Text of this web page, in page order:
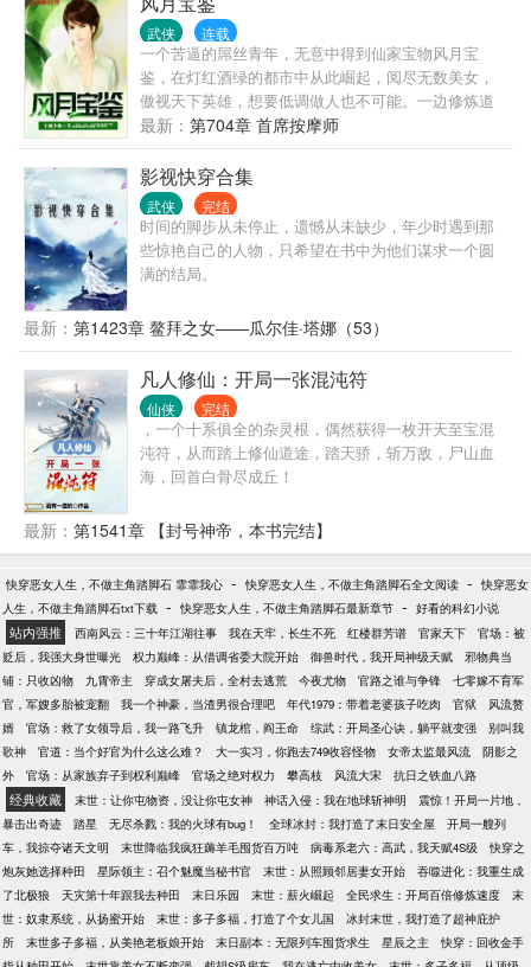
引！ 楚询：真香！
武侠 连载
一个苦逼的屌丝青年，无意中得到仙家宝物风月宝
鉴，在灯红酒绿的都市中从此崛起，阅尽无数美女，
傲视天下英雄，想要低调做人也不可能。一边修炼道
法，提升境界，一边玩弄狂妄之徒于股掌之间。进企
鹅号交流>
最新： 第704章 首席按摩师
影视快穿合集
武侠 完结
时间的脚步从未停止，遗憾从未缺少，年少时遇到那
些惊艳自己的人物，只希望在书中为他们谋求一个圆
满的结局。
最新： 第1423章 鳌拜之女——瓜尔佳·塔娜（53）
凡人修仙：开局一张混沌符
仙侠 完结
，一个十系俱全的杂灵根，偶然获得一枚开天至宝混
沌符，从而踏上修仙道途，踏天骄，斩万敌，尸山血
海，回首白骨尽成丘！
最新： 第1541章 【封号神帝，本书完结】
快穿恶女人生，不做主角踏脚石 霏霏我心 - 快穿恶女人生，不做主角踏脚石全文阅读 - 快穿恶女
人生，不做主角踏脚石txt下载 - 快穿恶女人生，不做主角踏脚石最新章节 - 好看的科幻小说
站内强推 西南风云：三十年江湖往事 我在天牢，长生不死 红楼群芳谱 官家天下
官场：被
贬后，我强大身世曝光
权力巅峰：从借调省委大院开始 御兽时代，我开局神级天赋
邪物典当
铺：只收凶物
九霄帝主 穿成女屠夫后，全村去逃荒 今夜尤物 官路之谁与争锋
七零嫁不育军
官，军嫂多胎被宠翻
我一个神豪，当渣男很合理吧 年代1979：带着老婆孩子吃肉 官狱
风流赘
婿
官场：救了女领导后，我一路飞升 镇龙棺，阎王命 综武：开局圣心诀，躺平就变强
别叫我
歌神
官道：当个好官为什么这么难？ 大一实习，你跑去749收容怪物 女帝太监最风流
阴影之
外
官场：从家族弃子到权利巅峰 官场之绝对权力 攀高枝 风流大宋 抗日之铁血八路
经典收藏 末世：让你屯物资，没让你屯女神 神话入侵：我在地球斩神明
震惊！开局一片地，
暴击出奇迹
踏星 无尽杀戮：我的火球有bug！ 全球冰封：我打造了末日安全屋
开局一艘列
车，我掠夺诸天文明
末世降临我疯狂薅羊毛囤货百万吨 病毒系老六：高武，我天赋4S级
快穿之
炮灰她选择种田
星际领主：召个魅魔当秘书官 末世：从照顾邻居妻女开始
吞噬进化：我重生成
了北极狼
天灾第十年跟我去种田 末日乐园 末世：薪火崛起 全民求生：开局百倍修炼速度
末
世：奴隶系统，从扬蜜开始
末世：多子多福，打造了个女儿国
冰封末世，我打造了超神庇护
所
末世多子多福，从美艳老板娘开始 末日副本：无限列车囤货求生 星辰之主
快穿：回收金手